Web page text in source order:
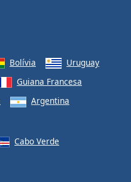
Bolívia
Uruguay
Guiana Francesa
Argentina
Cabo Verde